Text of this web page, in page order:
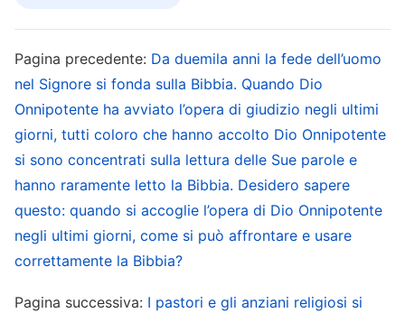
deserto, dopodiché entrarono in Canaan e, da lì
in poi, ogni resoconto successivo riguarda la loro
vita in Canaan. Tutto il resto, tranne quanto
sopra elencato, consiste in testimonianze
storiche che narrano l’opera compiuta da Jahvè
in tutto il territorio di Israele. Quanto viene
descritto nell’Antico Testamento rappresenta
l’operato di Jahvè nella regione in cui Egli aveva
creato Adamo ed Eva. Sin da quando Dio
cominciò ufficialmente a guidare gli uomini sulla
Pagina precedente: Da duemila anni la fede dell’uomo
nel Signore si fonda sulla Bibbia. Quando Dio
Onnipotente ha avviato l’opera di giudizio negli ultimi
giorni, tutti coloro che hanno accolto Dio Onnipotente
si sono concentrati sulla lettura delle Sue parole e
hanno raramente letto la Bibbia. Desidero sapere
questo: quando si accoglie l’opera di Dio Onnipotente
negli ultimi giorni, come si può affrontare e usare
correttamente la Bibbia?
Pagina successiva: I pastori e gli anziani religiosi si